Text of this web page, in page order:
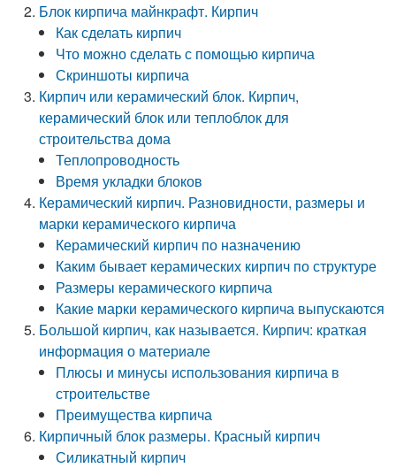
Блок кирпича майнкрафт. Кирпич
Как сделать кирпич
Что можно сделать с помощью кирпича
Скриншоты кирпича
Кирпич или керамический блок. Кирпич,
керамический блок или теплоблок для
строительства дома
Теплопроводность
Время укладки блоков
Керамический кирпич. Разновидности, размеры и
марки керамического кирпича
Керамический кирпич по назначению
Каким бывает керамических кирпич по структуре
Размеры керамического кирпича
Какие марки керамического кирпича выпускаются
Большой кирпич, как называется. Кирпич: краткая
информация о материале
Плюсы и минусы использования кирпича в
строительстве
Преимущества кирпича
Кирпичный блок размеры. Красный кирпич
Силикатный кирпич